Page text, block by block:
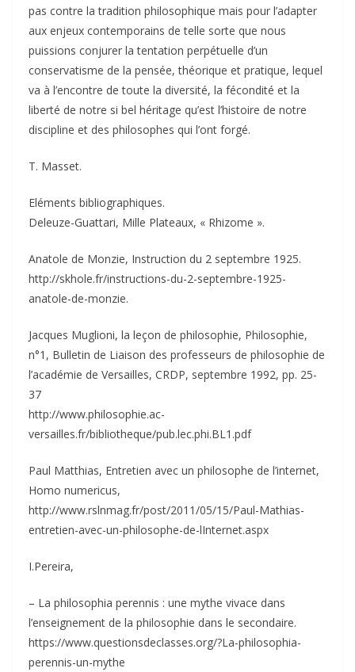
pas contre la tradition philosophique mais pour l’adapter
aux enjeux contemporains de telle sorte que nous
puissions conjurer la tentation perpétuelle d’un
conservatisme de la pensée, théorique et pratique, lequel
va à l’encontre de toute la diversité, la fécondité et la
liberté de notre si bel héritage qu’est l’histoire de notre
discipline et des philosophes qui l’ont forgé.
T. Masset.
Eléments bibliographiques.
Deleuze-Guattari, Mille Plateaux, « Rhizome ».
Anatole de Monzie, Instruction du 2 septembre 1925.
http://skhole.fr/instructions-du-2-septembre-1925-
anatole-de-monzie.
Jacques Muglioni, la leçon de philosophie, Philosophie,
n°1, Bulletin de Liaison des professeurs de philosophie de
l’académie de Versailles, CRDP, septembre 1992, pp. 25-
37
http://www.philosophie.ac-
versailles.fr/bibliotheque/pub.lec.phi.BL1.pdf
Paul Matthias, Entretien avec un philosophe de l’internet,
Homo numericus,
http://www.rslnmag.fr/post/2011/05/15/Paul-Mathias-
entretien-avec-un-philosophe-de-lInternet.aspx
I.Pereira,
– La philosophia perennis : une mythe vivace dans
l’enseignement de la philosophie dans le secondaire.
https://www.questionsdeclasses.org/?La-philosophia-
perennis-un-mythe